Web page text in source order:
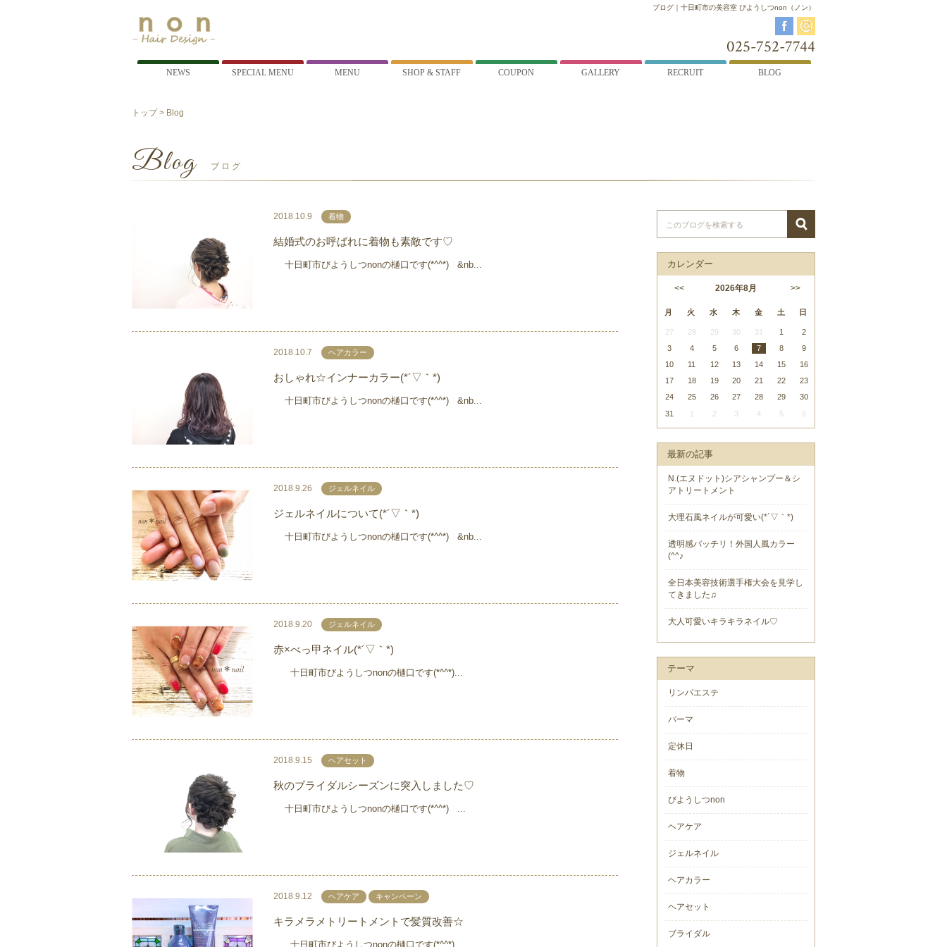
ブログ｜十日町市の美容室 びようしつnon（ノン）
025-752-7744
NEWS SPECIAL MENU MENU SHOP & STAFF COUPON GALLERY RECRUIT BLOG
トップ> Blog
Blog ブログ
2018.10.9 着物
結婚式のお呼ばれに着物も素敵です♡
十日町市びようしつnonの樋口です(*^^*) &nb...
2018.10.7 ヘアカラー
おしゃれ☆インナーカラー(*´▽｀*)
十日町市びようしつnonの樋口です(*^^*) &nb...
2018.9.26 ジェルネイル
ジェルネイルについて(*´▽｀*)
十日町市びようしつnonの樋口です(*^^*) &nb...
2018.9.20 ジェルネイル
赤×べっ甲ネイル(*´▽｀*)
十日町市びようしつnonの樋口です(*^^*)...
2018.9.15 ヘアセット
秋のブライダルシーズンに突入しました♡
十日町市びようしつnonの樋口です(*^^*) ...
2018.9.12 ヘアケア キャンペーン
キラメラメトリートメントで髪質改善☆
十日町市びようしつnonの樋口です(*^^*)...
カレンダー
2026年8月
<< >>
月 火 水 木 金 土 日
27 28 29 30 31 1
2
3
4 5 6 7 8
9
10
11 12 13 14 15
16
17
18 19 20 21 22
23
24
25 26 27 28 29
30
31
1 2 3 4 5 6
最新の記事
N.(エヌドット)シアシャンプー＆シ
アトリートメント
大理石風ネイルが可愛い(*´▽｀*)
透明感バッチリ！外国人風カラー
(^^♪
全日本美容技術選手権大会を見学し
てきました♫
大人可愛いキラキラネイル♡
テーマ
リンパエステ
パーマ
定休日
着物
びようしつnon
ヘアケア
ジェルネイル
ヘアカラー
ヘアセット
ブライダル